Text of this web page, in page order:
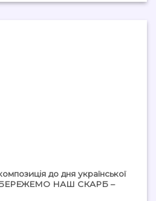
до дня української
НАШ СКАРБ –